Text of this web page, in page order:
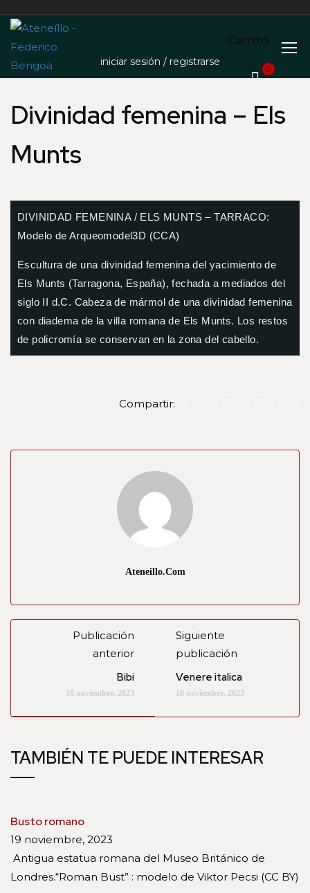
iniciar sesión / registrarse
Carrito
0
Divinidad femenina – Els
Munts
DIVINIDAD FEMENINA / ELS MUNTS – TARRACO:
Modelo de Arqueomodel3D (CCA)
Escultura de una divinidad femenina del yacimiento de
Els Munts (Tarragona, España), fechada a mediados del
siglo II d.C. Cabeza de mármol de una divinidad femenina
con diadema de la villa romana de Els Munts. Los restos
de policromía se conservan en la zona del cabello.
Compartir:
Ateneillo.com
Publicación
anterior
Bibi
18 noviembre, 2023
Siguiente
publicación
Venere italica
18 noviembre, 2023
TAMBIÉN TE PUEDE INTERESAR
Busto romano
19 noviembre, 2023
Antigua estatua romana del Museo Británico de
Londres.“Roman Bust” : modelo de Viktor Pecsi (CC BY)